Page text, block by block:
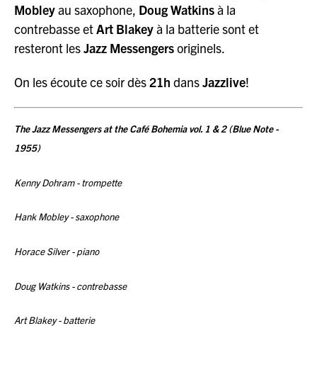
Mobleyau saxophone, Doug Watkinsà la
contrebasse etArt Blakeyà la batterie sont et
resteront lesJazz Messengersoriginels.
On les écoute ce soir dès21h dansJazzlive!
The Jazz Messengers at the Café Bohemia vol. 1 & 2 (Blue Note -
1955)
Kenny Dohram - trompette
Hank Mobley - saxophone
Horace Silver - piano
Doug Watkins - contrebasse
Art Blakey - batterie